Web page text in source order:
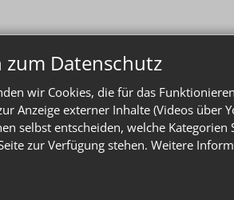
Datenschutz
wir Cookies, die für das
Anzeige externer Inhalte (Videos über
selbst entscheiden, welche
zur Verfügung stehen. Weitere